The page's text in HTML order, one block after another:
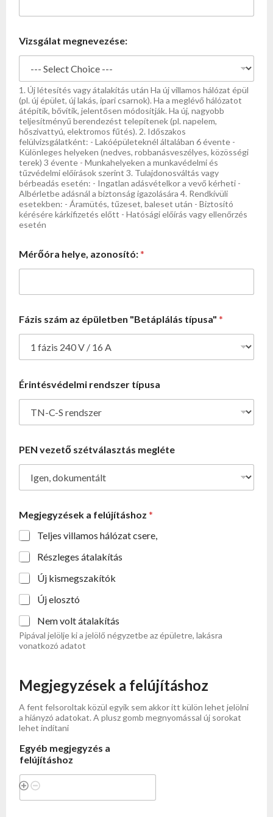
Vizsgálat megnevezése:
1. Új létesítés vagy átalakítás után Ha új villamos hálózat épül
(pl. új épület, új lakás, ipari csarnok). Ha a meglévő hálózatot
átépítik, bővítik, jelentősen módosítják. Ha új, nagyobb
teljesítményű berendezést telepítenek (pl. napelem,
hőszivattyú, elektromos fűtés). 2. Időszakos
felülvizsgálatként: - Lakóépületeknél általában 6 évente -
Különleges helyeken (nedves, robbanásveszélyes, közösségi
terek) 3 évente - Munkahelyeken a munkavédelmi és
tűzvédelmi előírások szerint 3. Tulajdonosváltás vagy
bérbeadás esetén: - Ingatlan adásvételkor a vevő kérheti -
Albérletbe adásnál a biztonság igazolására 4. Rendkívüli
esetekben: - Áramütés, tűzeset, baleset után - Biztosító
kérésére kárkifizetés előtt - Hatósági előírás vagy ellenőrzés
esetén
Mérőóra helye, azonosító:*
Fázis szám az épületben "Betáplálás típusa" *
Érintésvédelmi rendszer típusa
PEN vezető szétválasztás megléte
Megjegyzések a felújításhoz *
Teljes villamos hálózat csere,
Részleges átalakítás
Új kismegszakítók
Új elosztó
Nem volt átalakítás
Pipával jelölje ki a jelölő négyzetbe az épületre, lakásra
vonatkozó adatot
Megjegyzések a felújításhoz
A fent felsoroltak közül egyik sem akkor itt külön lehet jelölni
a hiányzó adatokat. A plusz gomb megnyomással új sorokat
lehet indítani
Egyéb megjegyzés a
felújításhoz